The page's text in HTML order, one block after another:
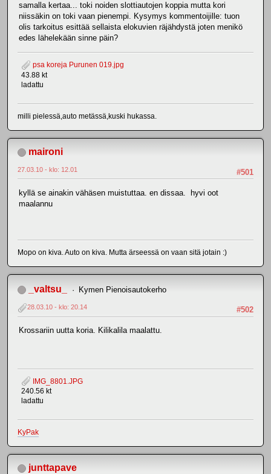
samalla kertaa... toki noiden slottiautojen koppia mutta kori
niissäkin on toki vaan pienempi. Kysymys kommentoijille: tuon
olis tarkoitus esittää sellaista elokuvien räjähdystä joten menikö
edes lähelekään sinne päin?
psa koreja Purunen 019.jpg
43.88 kt
ladattu
milli pielessä,auto metässä,kuski hukassa.
maironi
#501
27.03.10 - klo: 12.01
kyllä se ainakin vähäsen muistuttaa. en dissaa. hyvi oot
maalannu
Mopo on kiva. Auto on kiva. Mutta ärseessä on vaan sitä jotain :)
_valtsu_ Kymen Pienoisautokerho
#502
28.03.10 - klo: 20.14
Krossariin uutta koria. Kilikalila maalattu.
IMG_8801.JPG
240.56 kt
ladattu
KyPak
junttapave